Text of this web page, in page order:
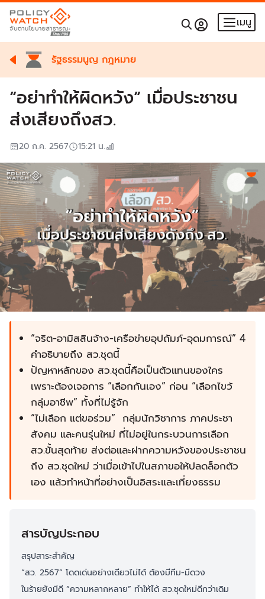
เมนู
รัฐธรรมนูญ กฎหมาย
“อย่าทำให้ผิดหวัง” เมื่อประชาชน
ส่งเสียงถึงสว.
20 ก.ค. 2567 15:21 น.
“จริต-อามิสสินจ้าง-เครือข่ายอุปถัมภ์-อุดมการณ์” 4
คำอธิบายถึง สว.ชุดนี้
ปัญหาหลักของ สว.ชุดนี้คือเป็นตัวแทนของใคร
เพราะต้องเจอการ “เลือกกันเอง” ก่อน “เลือกไขว้
กลุ่มอาชีพ” ทั้งที่ไม่รู้จัก
“ไม่เลือก แต่ขอร่วม” กลุ่มนักวิชาการ ภาคประชา
สังคม และคนรุ่นใหม่ ที่ไม่อยู่ในกระบวนการเลือก
สว.ขั้นสุดท้าย ส่งต่อและฝากความหวังของประชาชน
ถึง สว.ชุดใหม่ ว่าเมื่อเข้าไปในสภาขอให้ปลดล็อกตัว
เอง แล้วทำหน้าที่อย่างเป็นอิสระและเที่ยงธรรม
สารบัญประกอบ
สรุปสาระสำคัญ
“สว. 2567” โดดเด่นอย่างเดียวไม่ได้ ต้องมีทีม-มีดวง
ในร้ายยังมีดี “ความหลากหลาย” ทำให้ได้ สว.ชุดใหม่ดีกว่าเดิม